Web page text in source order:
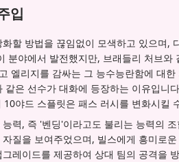
입
할 방법을 끊임없이 모색하고 있으며,
분야에서 발전했지만, 브래들리 처브
엘리지를 감싸는 그 능수능란함에 대
은 선수가 대화에 등장하는 이유입니
야드 스플릿은 패스 러시를 변화시킬
력, 즉 '벤딩'이라고도 불리는 능력의
질을 보여주었으며, 빌스에게 흥미로
레이드를 제공하여 상대 팀의 공격을